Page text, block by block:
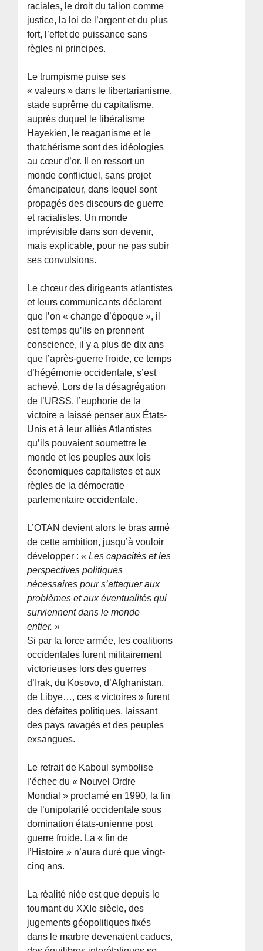
raciales, le droit du talion comme
justice, la loi de l’argent et du plus
fort, l’effet de puissance sans
règles ni principes.
Le trumpisme puise ses
« valeurs » dans le libertarianisme,
stade suprême du capitalisme,
auprès duquel le libéralisme
Hayekien, le reaganisme et le
thatchérisme sont des idéologies
au cœur d’or. Il en ressort un
monde conflictuel, sans projet
émancipateur, dans lequel sont
propagés des discours de guerre
et racialistes. Un monde
imprévisible dans son devenir,
mais explicable, pour ne pas subir
ses convulsions.
Le chœur des dirigeants atlantistes
et leurs communicants déclarent
que l’on « change d’époque », il
est temps qu’ils en prennent
conscience, il y a plus de dix ans
que l’après-guerre froide, ce temps
d’hégémonie occidentale, s’est
achevé. Lors de la désagrégation
de l’URSS, l’euphorie de la
victoire a laissé penser aux États-
Unis et à leur alliés Atlantistes
qu’ils pouvaient soumettre le
monde et les peuples aux lois
économiques capitalistes et aux
règles de la démocratie
parlementaire occidentale.
L’OTAN devient alors le bras armé
de cette ambition, jusqu’à vouloir
développer :« Les capacités et les
perspectives politiques
nécessaires pour s’attaquer aux
problèmes et aux éventualités qui
surviennent dans le monde
entier. »
Si par la force armée, les coalitions
occidentales furent militairement
victorieuses lors des guerres
d’Irak, du Kosovo, d’Afghanistan,
de Libye…, ces « victoires » furent
des défaites politiques, laissant
des pays ravagés et des peuples
exsangues.
Le retrait de Kaboul symbolise
l’échec du « Nouvel Ordre
Mondial » proclamé en 1990, la fin
de l’unipolarité occidentale sous
domination états-unienne post
guerre froide. La « fin de
l’Histoire » n’aura duré que vingt-
cinq ans.
La réalité niée est que depuis le
tournant du XXIe siècle, des
jugements géopolitiques fixés
dans le marbre devenaient caducs,